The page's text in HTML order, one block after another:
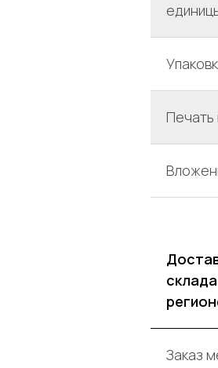
Печать
Заказ